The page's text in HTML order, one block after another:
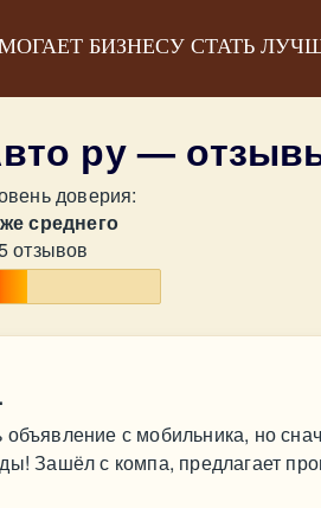
БИЗНЕСУ СТАТЬ
ру —
доверия:
среднего
отзывов
с мобильника, но
Зашёл с компа, предлагает